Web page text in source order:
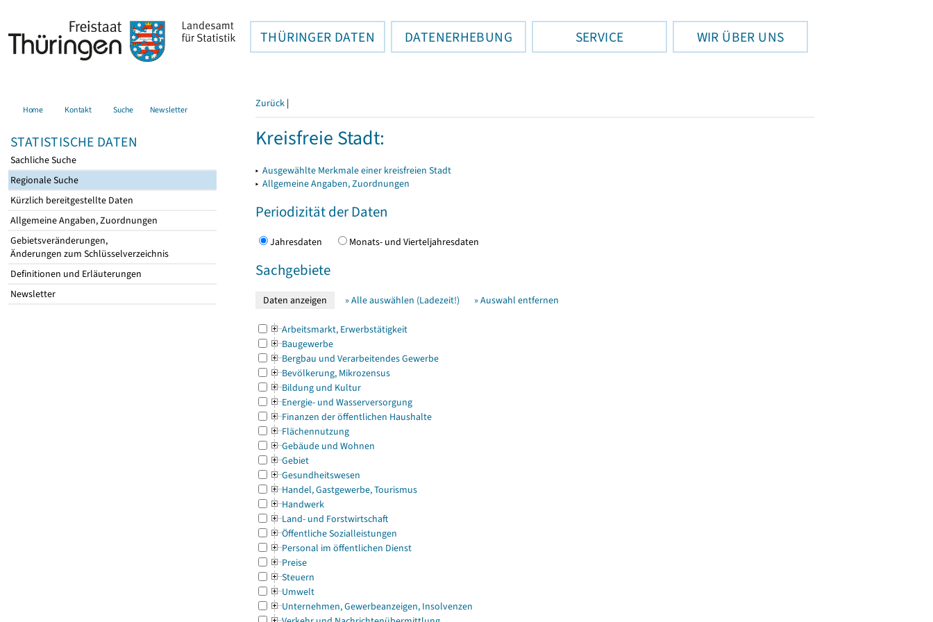
THÜRINGER DATEN DATENERHEBUNG SERVICE WIR ÜBER UNS
Home Kontakt Suche Newsletter
STATISTISCHE DATEN
Sachliche Suche
Regionale Suche
Kürzlich bereitgestellte Daten
Allgemeine Angaben, Zuordnungen
Gebietsveränderungen,
Änderungen zum Schlüsselverzeichnis
Definitionen und Erläuterungen
Newsletter
Zurück |
Kreisfreie Stadt:
▸ Ausgewählte Merkmale einer kreisfreien Stadt
▸ Allgemeine Angaben, Zuordnungen
Periodizität der Daten
Jahresdaten Monats- und Vierteljahresdaten
Sachgebiete
» Alle auswählen (Ladezeit!) » Auswahl entfernen
Arbeitsmarkt, Erwerbstätigkeit
Baugewerbe
Bergbau und Verarbeitendes Gewerbe
Bevölkerung, Mikrozensus
Bildung und Kultur
Energie- und Wasserversorgung
Finanzen der öffentlichen Haushalte
Flächennutzung
Gebäude und Wohnen
Gebiet
Gesundheitswesen
Handel, Gastgewerbe, Tourismus
Handwerk
Land- und Forstwirtschaft
Öffentliche Sozialleistungen
Personal im öffentlichen Dienst
Preise
Steuern
Umwelt
Unternehmen, Gewerbeanzeigen, Insolvenzen